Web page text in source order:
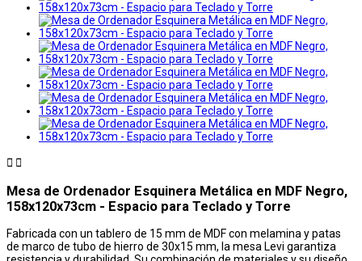
 
Mesa de Ordenador Esquinera Metálica en MDF Negro,
158x120x73cm - Espacio para Teclado y Torre
Fabricada con un tablero de 15 mm de MDF con melamina y patas
de marco de tubo de hierro de 30x15 mm, la mesa Levi garantiza